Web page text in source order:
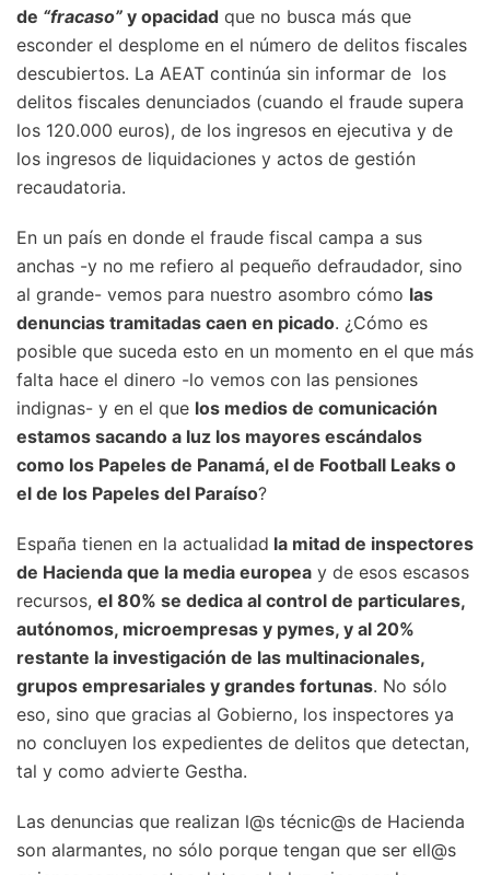
de “fracaso” y opacidad que no busca más que
esconder el desplome en el número de delitos fiscales
descubiertos. La AEAT continúa sin informar de los
delitos fiscales denunciados (cuando el fraude supera
los 120.000 euros), de los ingresos en ejecutiva y de
los ingresos de liquidaciones y actos de gestión
recaudatoria.
En un país en donde el fraude fiscal campa a sus
anchas -y no me refiero al pequeño defraudador, sino
al grande- vemos para nuestro asombro cómo las
denuncias tramitadas caen en picado. ¿Cómo es
posible que suceda esto en un momento en el que más
falta hace el dinero -lo vemos con las pensiones
indignas- y en el que los medios de comunicación
estamos sacando a luz los mayores escándalos
como los Papeles de Panamá, el de Football Leaks o
el de los Papeles del Paraíso?
España tienen en la actualidad la mitad de inspectores
de Hacienda que la media europea y de esos escasos
recursos, el 80% se dedica al control de particulares,
autónomos, microempresas y pymes, y al 20%
restante la investigación de las multinacionales,
grupos empresariales y grandes fortunas. No sólo
eso, sino que gracias al Gobierno, los inspectores ya
no concluyen los expedientes de delitos que detectan,
tal y como advierte Gestha.
Las denuncias que realizan l@s técnic@s de Hacienda
son alarmantes, no sólo porque tengan que ser ell@s